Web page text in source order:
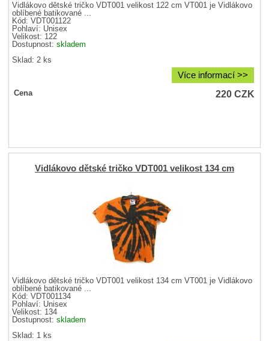
Vidlákovo dětské tričko VDT001 velikost 122 cm VT001 je Vidlákovo
oblíbené batikované ...
Kód: VDT001122
Pohlaví: Unisex
Velikost: 122
Dostupnost:skladem
Sklad: 2 ks
Více informací >>
Cena 220CZK
Vidlákovo dětské tričko VDT001 velikost 134 cm
Vidlákovo dětské tričko VDT001 velikost 134 cm VT001 je Vidlákovo
oblíbené batikované ...
Kód: VDT001134
Pohlaví: Unisex
Velikost: 134
Dostupnost:skladem
Sklad: 1 ks